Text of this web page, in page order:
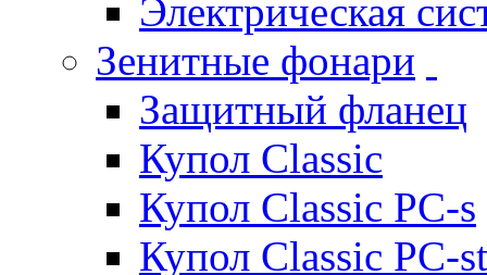
Электрическая
Зенитные фонари
Защитный фланец
Купол Classic
Купол Classic PC-s
Купол Classic PC-st